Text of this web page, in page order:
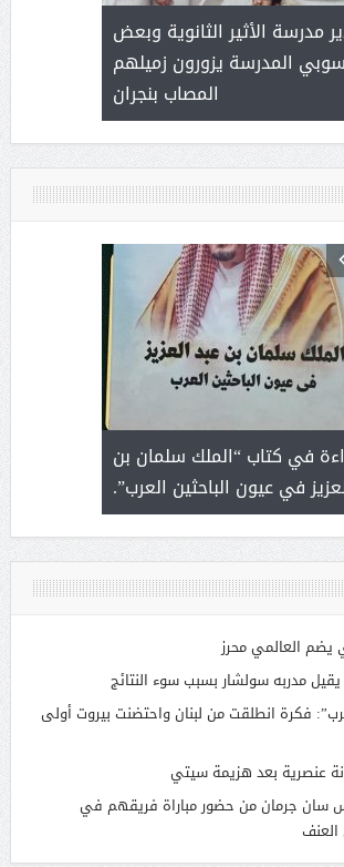
( محمد
مدرسة الأثير الثانوية وبعض
المدرسة يزورون زميلهم
المصاب بنجران
في كتاب “الملك سلمان بن
في عيون الباحثين العرب”.
يضم العالمي محرز
مدربه سولشار بسبب سوء النتائج
فكرة انطلقت من لبنان واحتضنت بيروت أولى
عنصرية بعد هزيمة سيتي
سان جرمان من حضور مباراة فريقهم في
العنف